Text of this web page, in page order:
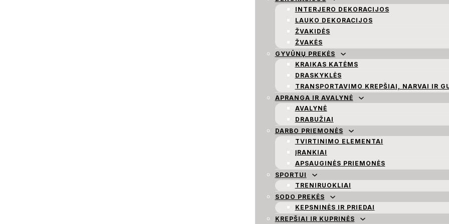
INTERJERO DEKORACIJOS
LAUKO DEKORACIJOS
ŽVAKIDĖS
ŽVAKĖS
GYVŪNŲ PREKĖS
KRAIKAS KATĖMS
DRASKYKLĖS
TRANSPORTAVIMO KREPŠIAI, NARVAI IR
APRANGA IR AVALYNĖ
AVALYNĖ
DRABUŽIAI
DARBO PRIEMONĖS
TVIRTINIMO ELEMENTAI
ĮRANKIAI
APSAUGINĖS PRIEMONĖS
SPORTUI
TRENIRUOKLIAI
SODO PREKĖS
KEPSNINĖS IR PRIEDAI
KREPŠIAI IR KUPRINĖS